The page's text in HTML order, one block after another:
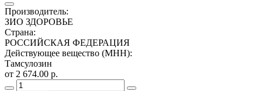
Производитель:
ЗИО ЗДОРОВЬЕ
Страна:
РОССИЙСКАЯ ФЕДЕРАЦИЯ
Действующее вещество (МНН):
Тамсулозин
от 2 674.00 р.